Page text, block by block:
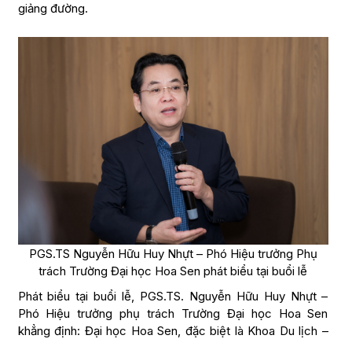
giảng đường.
PGS.TS Nguyễn Hữu Huy Nhựt – Phó Hiệu trưởng Phụ
trách Trường Đại học Hoa Sen phát biểu tại buổi lễ
Phát biểu tại buổi lễ, PGS.TS. Nguyễn Hữu Huy Nhựt –
Phó Hiệu trưởng phụ trách Trường Đại học Hoa Sen
khẳng định: Đại học Hoa Sen, đặc biệt là Khoa Du lịch –